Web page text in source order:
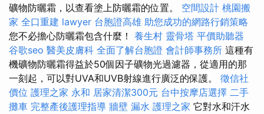
礦物防曬霜，以查看塗上防曬霜的位置。 空間設計 桃園搬
家 全口重建 lawyer 台胞證高雄 助您成功的網路行銷策略
您不必擔心防曬霜包含什麼！ 養生村 靈骨塔 平價助聽器
谷歌seo 醫美皮膚科 全面了解台胞證 會計師事務所 這種有
機礦物防曬霜得益於50個因子礦物光過濾器，從適用的那
一刻起，可以對UVA和UVB射線進行廣泛的保護。 徵信社
價位 護理之家 永和 居家清潔300元 台中按摩店選擇 二手
攤車 完整產後護理指導 牆壁 漏水 護理之家 它對水和汗水